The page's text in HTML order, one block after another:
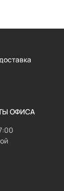
ОФИСА